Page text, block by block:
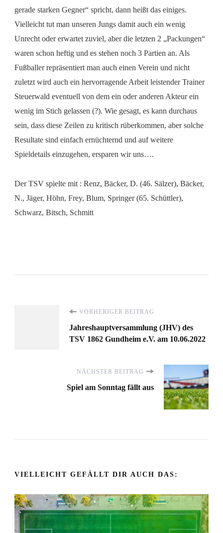
gerade starken Gegner“ spricht, dann heißt das einiges.
Vielleicht tut man unseren Jungs damit auch ein wenig
Unrecht oder erwartet zuviel, aber die letzten 2 „Packungen“
waren schon heftig und es stehen noch 3 Partien an. Als
Fußballer repräsentiert man auch einen Verein und nicht
zuletzt wird auch ein hervorragende Arbeit leistender Trainer
Steuerwald eventuell von dem ein oder anderen Akteur ein
wenig im Stich gelassen (?). Wie gesagt, es kann durchaus
sein, dass diese Zeilen zu kritisch rüberkommen, aber solche
Resultate sind einfach ernüchternd und auf weitere
Spieldetails einzugehen, ersparen wir uns….
Der TSV spielte mit : Renz, Bäcker, D. (46. Sälzer), Bäcker,
N., Jäger, Höhn, Frey, Blum, Springer (65. Schüttler),
Schwarz, Bitsch, Schmitt
Beitragsnavigation
VORHERIGER BEITRAG
Jahreshauptversammlung (JHV) des
TSV 1862 Gundheim e.V. am 10.06.2022
NÄCHSTER BEITRAG
Spiel am Sonntag fällt aus
VIELLEICHT GEFÄLLT DIR AUCH DAS: